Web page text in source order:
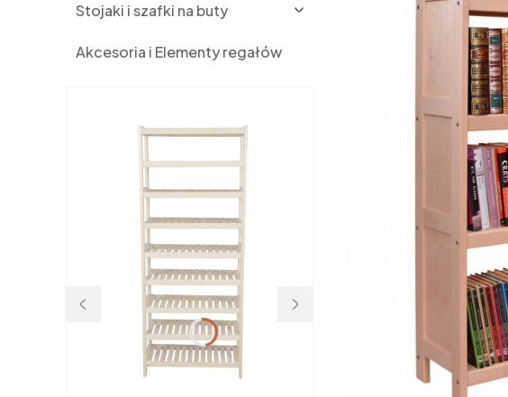
Stojaki i szafki na buty
Akcesoria i Elementy regałów